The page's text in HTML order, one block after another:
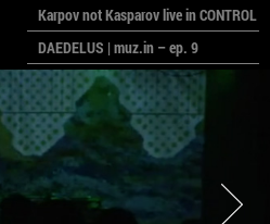
Karpov not Kasparov live in CONTROL
DAEDELUS | muz.in – ep. 9
LALELE, LALELE – prima premieră a
anului la MACAZ
CinePOLSKA – filme poloneze la
București
PEOPLE OF ROMANIA se lansează la
galeria Simeza